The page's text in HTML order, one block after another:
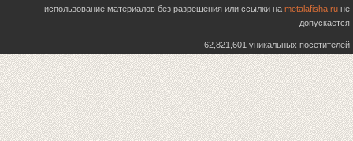
использование материалов без разрешения или ссылки на metalafisha.ru не
допускается
62,821,601 уникальных посетителей